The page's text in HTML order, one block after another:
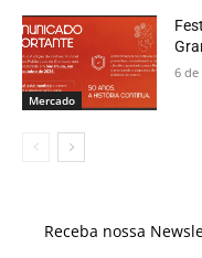
Mercado
6 de
Receba nossa